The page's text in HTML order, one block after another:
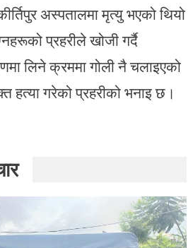
अस्पतालमा मृत्यु भएको थियो
प्रहरीले खोजी गर्दै
लिने क्रममा गोली नै चलाइएको
हत्या गरेको प्रहरीको भनाइ छ।